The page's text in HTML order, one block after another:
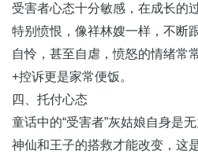
受害者心态十分敏感，在成长的
特别愤恨，像祥林嫂一样，不断跟
自怜，甚至自虐，愤怒的情绪常
+控诉更是家常便饭。
四、托付心态
童话中的“受害者”灰姑娘自身是
神仙和王子的搭救才能改变，这